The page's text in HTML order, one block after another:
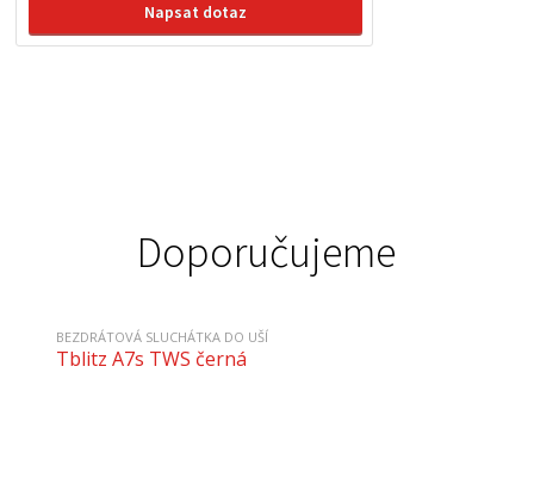
Napsat dotaz
Doporučujeme
BEZDRÁTOVÁ SLUCHÁTKA DO UŠÍ
Tblitz A7s TWS černá